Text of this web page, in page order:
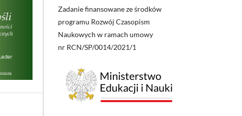
Zadanie finansowane ze środków
programu Rozwój Czasopism
Naukowych w ramach umowy
nr RCN/SP/0014/2021/1